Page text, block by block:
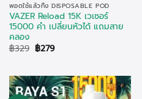
พอตใช้แล้วทิ้ง DISPOSABLE POD
VAZER Reload 15K เวเซอร์
15000 คำ เปลี่ยนหัวได้ แถมสาย
คลอง
฿329 Original
price
฿279Current